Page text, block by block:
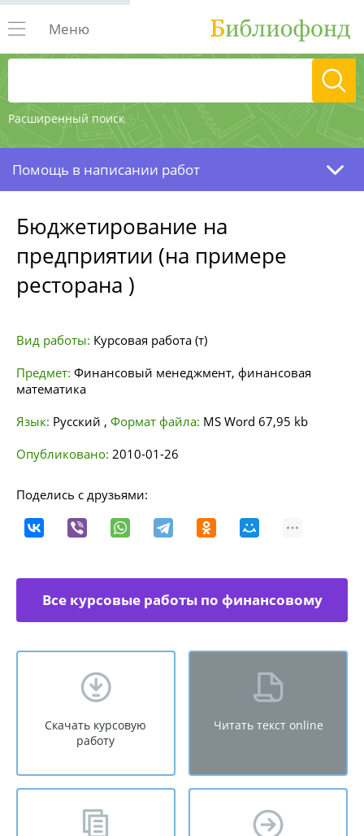
Расширенный поиск
Меню
Помощь в написании работ
Бюджетирование на
предприятии (на примере
ресторана )
Вид работы: Курсовая работа (т)
Предмет: Финансовый менеджмент, финансовая
математика
Язык: Русский , Формат файла: MS Word 67,95 kb
Опубликовано: 2010-01-26
Поделись с друзьями:
Все курсовые работы по финансовому
Скачать курсовую
работу
Читать текст online